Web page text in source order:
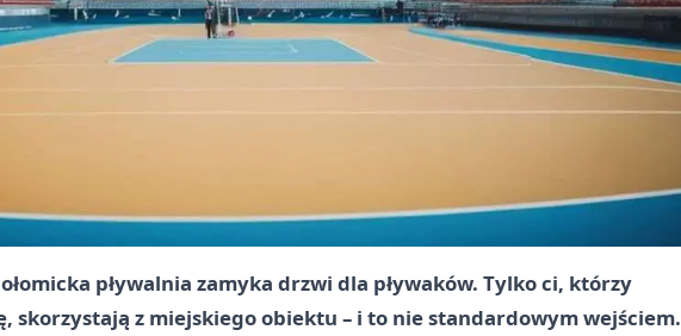
pływalnia zamyka drzwi dla pływaków. Tylko ci, którzy
skorzystają z miejskiego obiektu – i to nie standardowym wejściem.